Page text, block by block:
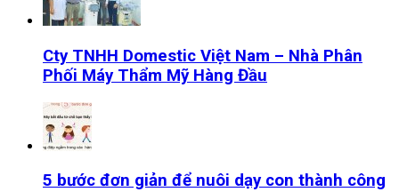
Cty TNHH Domestic Việt Nam – Nhà Phân
Phối Máy Thẩm Mỹ Hàng Đầu
5 bước đơn giản để nuôi dạy con thành công